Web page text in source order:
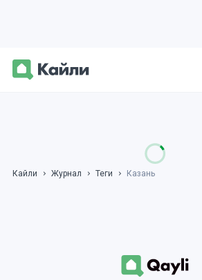
Кайли Журнал Теги Казань